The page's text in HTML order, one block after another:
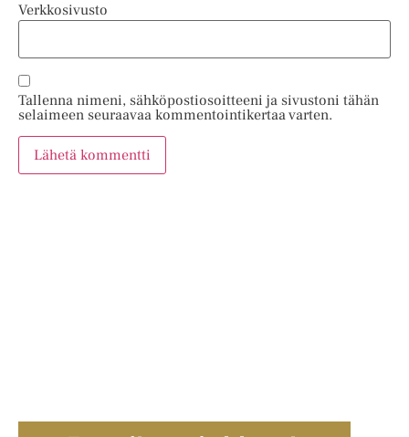
Verkkosivusto
Tallenna nimeni, sähköpostiosoitteeni ja sivustoni tähän
selaimeen seuraavaa kommentointikertaa varten.